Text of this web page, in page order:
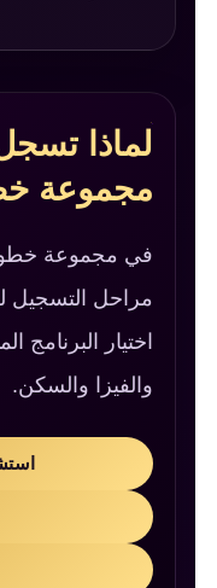
لماذا
مجموعة
في مجموعة
مراحل التسجيل
اختيار البرنامج
والفيزا والسكن.